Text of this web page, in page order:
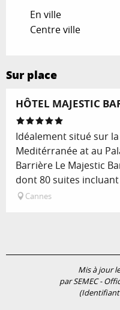
En ville
Centre ville
Sur place
HÔTEL MAJESTIC
Idéalement situé sur
Meditérranée at au
Barrière Le Majestic
dont 80 suites incluant
Cannes
Mis à jour
par SEMEC -